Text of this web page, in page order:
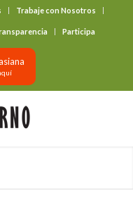
Trabaje con Nosotros
Participa